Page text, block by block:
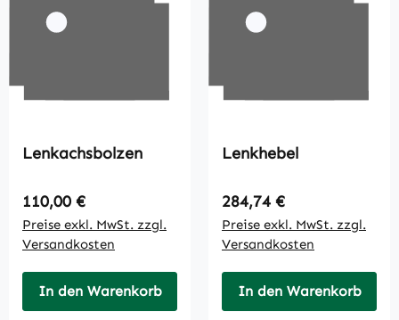
Lenkachsbolzen
Regulärer Preis:
110,00 €
Preise exkl. MwSt. zzgl.
Versandkosten
In den Warenkorb
Lenkhebel
Regulärer Preis:
284,74 €
Preise exkl. MwSt. zzgl.
Versandkosten
In den Warenkorb